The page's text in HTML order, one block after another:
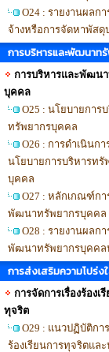
O24 : รายงานผลก
จ้างหรือการจัดหาพัสดุ
การบริหารและพัฒนาท
การบริหารและพัฒน
บุคคล
O25 : นโยบายการ
ทรัพยากรบุคคล
O26 : การดำเนินกา
นโยบายการบริหารทรั
บุคคล
O27 : หลักเกณฑ์กา
พัฒนาทรัพยากรบุคคล
O28 : รายงานผลก
พัฒนาทรัพยากรบุคคล
การส่งเสริมความโปร่ง
การจัดการเรื่องร้องเ
ทุจริต
O29 : แนวปฏิบัติกา
ร้องเรียนการทุจริตแล